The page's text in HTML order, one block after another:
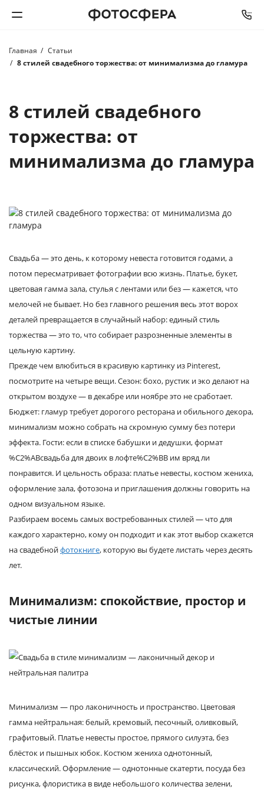
Печать фото
Багетная мастерская
Услуги и сервис
Магазин
Главная
Статьи
8 стилей свадебного торжества: от минимализма до гламура
8 стилей свадебного
торжества: от
минимализма до гламура
Свадьба — это день, к которому невеста готовится годами, а
потом пересматривает фотографии всю жизнь. Платье, букет,
цветовая гамма зала, стулья с лентами или без — кажется, что
мелочей не бывает. Но без главного решения весь этот ворох
деталей превращается в случайный набор: единый стиль
торжества — это то, что собирает разрозненные элементы в
цельную картину.
Прежде чем влюбиться в красивую картинку из Pinterest,
посмотрите на четыре вещи. Сезон: бохо, рустик и эко делают на
открытом воздухе — в декабре или ноябре это не сработает.
Бюджет: гламур требует дорогого ресторана и обильного декора,
минимализм можно собрать на скромную сумму без потери
эффекта. Гости: если в списке бабушки и дедушки, формат
%C2%ABсвадьба для двоих в лофте%C2%BB им вряд ли
понравится. И цельность образа: платье невесты, костюм жениха,
оформление зала, фотозона и приглашения должны говорить на
одном визуальном языке.
Разбираем восемь самых востребованных стилей — что для
каждого характерно, кому он подходит и как этот выбор скажется
на свадебнойфотокниге, которую вы будете листать через десять
лет.
Минимализм: спокойствие, простор и
чистые линии
Минимализм — про лаконичность и пространство. Цветовая
гамма нейтральная: белый, кремовый, песочный, оливковый,
графитовый. Платье невесты простое, прямого силуэта, без
блёсток и пышных юбок. Костюм жениха однотонный,
классический. Оформление — однотонные скатерти, посуда без
рисунка, флористика в виде небольшого количества зелени,